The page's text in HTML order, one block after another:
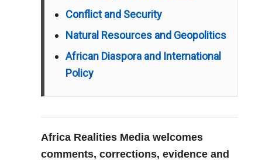
Conflict and Security
Natural Resources and Geopolitics
African Diaspora and International
Policy
Africa Realities Media welcomes
comments, corrections, evidence and